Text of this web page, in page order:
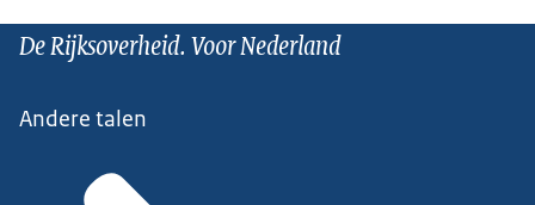
De Rijksoverheid. Voor Nederland
Andere talen